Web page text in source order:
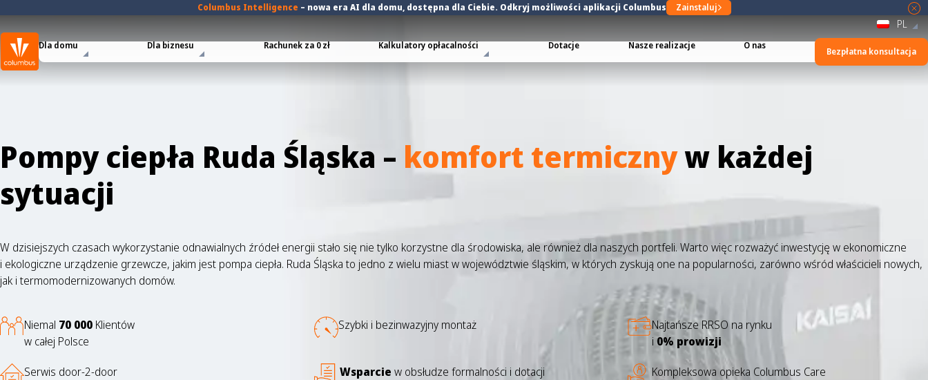
Columbus Intelligence – nowa era AI dla domu, dostępna dla Ciebie. Odkryj możliwości aplikacji Columbus Zainstaluj
PL
Dla domu Dla biznesu Rachunek za 0 zł Kalkulatory opłacalności Dotacje Nasze realizacje O nas
Bezpłatna konsultacja
Pompy ciepła Ruda Śląska – komfort termicznyw każdej
sytuacji
W dzisiejszych czasach wykorzystanie odnawialnych źródeł energii stało się nie tylko korzystne dla środowiska, ale również dla naszych portfeli. Warto więc rozważyć inwestycję w ekonomiczne
i ekologiczne urządzenie grzewcze, jakim jest pompa ciepła. Ruda Śląska to jedno z wielu miast w województwie śląskim, w których zyskują one na popularności, zarówno wśród właścicieli nowych,
jak i termomodernizowanych domów.
Niemal 70 000 Klientów
w całej Polsce
Szybki i bezinwazyjny montaż
Najtańsze RRSO na rynku
i0% prowizji
Serwis door-2-door
Wsparcie w obsłudze formalności i dotacji Kompleksowa opieka Columbus Care